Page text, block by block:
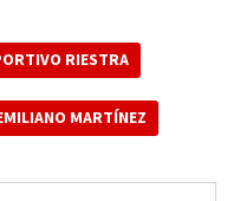
RIESTRA
MARTÍNEZ